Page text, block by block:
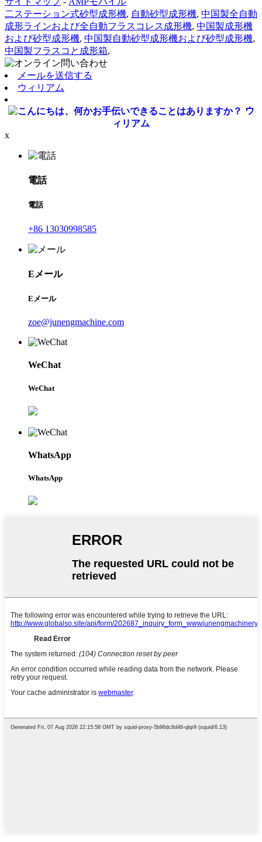
二ステーション式砂型成形機, 自動砂型成形機, 中国製全自動
成形ラインおよび全自動フラスコレス成形機, 中国製成形機
および砂型成形機, 中国製自動砂型成形機および砂型成形機,
中国製フラスコと成形箱,
メールを送信する
ウィリアム
ウ
ィリアム
x
電話
電話
+86 13030998585
Eメール
Eメール
zoe@junengmachine.com
WeChat
WeChat
WhatsApp
WhatsApp